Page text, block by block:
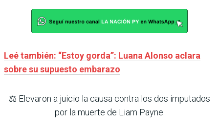
Leé también: “Estoy gorda”: Luana Alonso aclara
sobre su supuesto embarazo
⚖️ Elevaron a juicio la causa contra los dos imputados
por la muerte de Liam Payne.